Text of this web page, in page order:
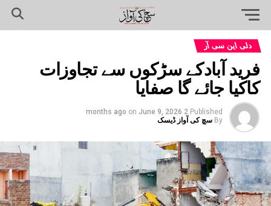
دلی این سی آر
فرید آبادکے سڑکوں سے تجاوزات
کاکیا جائے گا صفایا
Published
2 months ago
on June 9, 2026
By سچ کی آواز ڈیسک